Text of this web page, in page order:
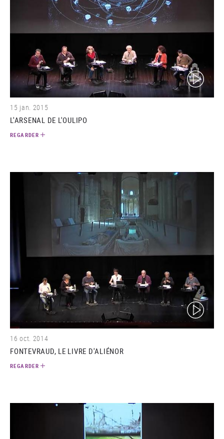
(video)
15 jan. 2015
L'ARSENAL DE L'OULIPO
REGARDER
(video)
16 oct. 2014
FONTEVRAUD, LE LIVRE D'ALIÉNOR
REGARDER